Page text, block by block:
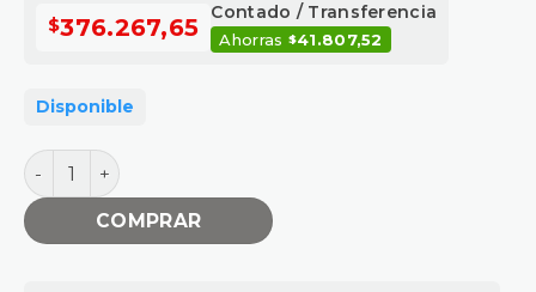
$376.267,65
Contado / Transferencia
Ahorras $41.807,52
Disponible
Juego De Tubos Y Llaves Stanley 120 Piezas+ Maletín
COMPRAR